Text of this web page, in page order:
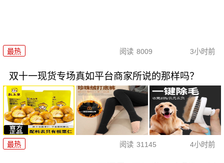
最热 阅读 8009 3小时前
双十一现货专场真如平台商家所说的那样吗？
最热 阅读 31145 4小时前